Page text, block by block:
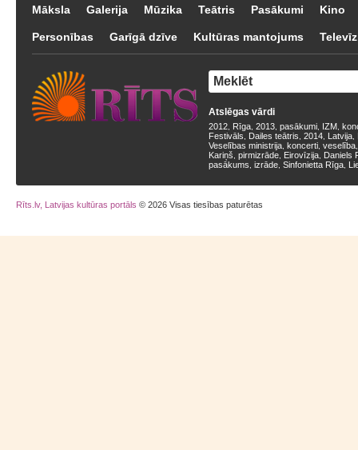
Māksla Galerija Mūzika Teātris Pasākumi Kino
Personības Garīgā dzīve Kultūras mantojums
Atslēgas vārdi
2012 Rīga 2013 pasākumi IZM
Festivāls
Dailes teātris 2014 Latvija
Veselības ministrija koncerti veselība
Kariņš pirmizrāde Eirovīzija Daniels
pasākums izrāde Sinfonietta Rīga
Rīts.lv, Latvijas kultūras portāls © 2026 Visas tiesības paturētas